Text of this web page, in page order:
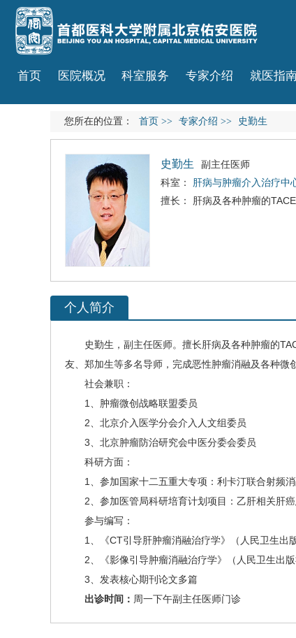
首页 医院概况 科室服务 专家介绍 就医指
您所在的位置： 首页 >> 专家介绍 >> 史勤生
史勤生
副主任医师
科室：
肝病与肿瘤介入治疗中
擅长： 肝病及各种肿瘤的
个人简介
史勤生 ，副主任医师。擅长肝病及各种肿瘤的
友、郑加生等多名导师，完成恶性肿瘤消融及各种微
社会兼职：
1、肿瘤微创战略联盟委员
2、北京介入医学分会介入人文组委员
3、北京肿瘤防治研究会中医分委会委员
科研方面：
1、参加国家十二五重大专项：利卡汀联合射频
2、参加医管局科研培育计划项目：乙肝相关肝癌
参与编写：
1、《CT引导肝肿瘤消融治疗学》（人民卫生出
2、《影像引导肿瘤消融治疗学》（人民卫生出
3、发表核心期刊论文多篇
出诊时间： 周一下午副主任医师门诊